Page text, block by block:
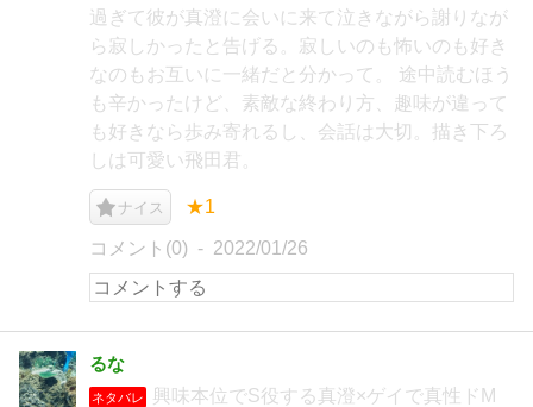
過ぎて彼が真澄に会いに来て泣きながら謝りなが
ら寂しかったと告げる。寂しいのも怖いのも好き
なのもお互いに一緒だと分かって。 途中読むほう
も辛かったけど、素敵な終わり方、趣味が違って
も好きなら歩み寄れるし、会話は大切。描き下ろ
しは可愛い飛田君。
ナイス ★1
コメント(0) 2022/01/26
るな
ネタバレ
興味本位でS役する真澄×ゲイで真性ドM